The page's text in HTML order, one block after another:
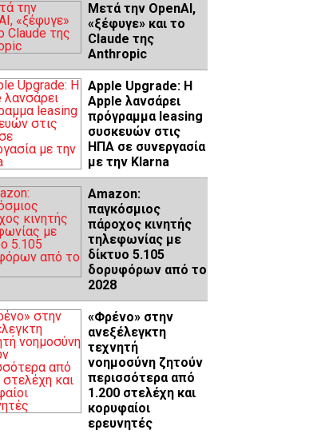
Μετά την OpenAI,
«ξέφυγε» και το
Claude της
Anthropic
Apple Upgrade: Η
Apple λανσάρει
πρόγραμμα leasing
συσκευών στις
ΗΠΑ σε συνεργασία
με την Klarna
Amazon:
παγκόσμιος
πάροχος κινητής
τηλεφωνίας με
δίκτυο 5.105
δορυφόρων από το
2028
«Φρένο» στην
ανεξέλεγκτη
τεχνητή
νοημοσύνη ζητούν
περισσότερα από
1.200 στελέχη και
κορυφαίοι
ερευνητές